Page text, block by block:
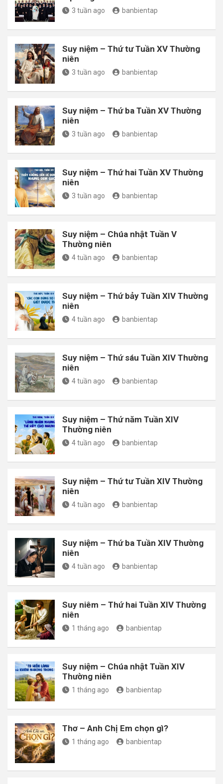
3 tuần ago banbientap
Suy niệm – Thứ tư Tuần XV Thường
niên
3 tuần ago banbientap
Suy niệm – Thứ ba Tuần XV Thường
niên
3 tuần ago banbientap
Suy niệm – Thứ hai Tuần XV Thường
niên
3 tuần ago banbientap
Suy niệm – Chúa nhật Tuần V
Thường niên
4 tuần ago banbientap
Suy niệm – Thứ bảy Tuần XIV Thường
niên
4 tuần ago banbientap
Suy niệm – Thứ sáu Tuần XIV Thường
niên
4 tuần ago banbientap
Suy niệm – Thứ năm Tuần XIV
Thường niên
4 tuần ago banbientap
Suy niệm – Thứ tư Tuần XIV Thường
niên
4 tuần ago banbientap
Suy niệm – Thứ ba Tuần XIV Thường
niên
4 tuần ago banbientap
Suy niêm – Thứ hai Tuần XIV Thường
niên
1 tháng ago banbientap
Suy niệm – Chúa nhật Tuần XIV
Thường niên
1 tháng ago banbientap
Thơ – Anh Chị Em chọn gì?
1 tháng ago banbientap